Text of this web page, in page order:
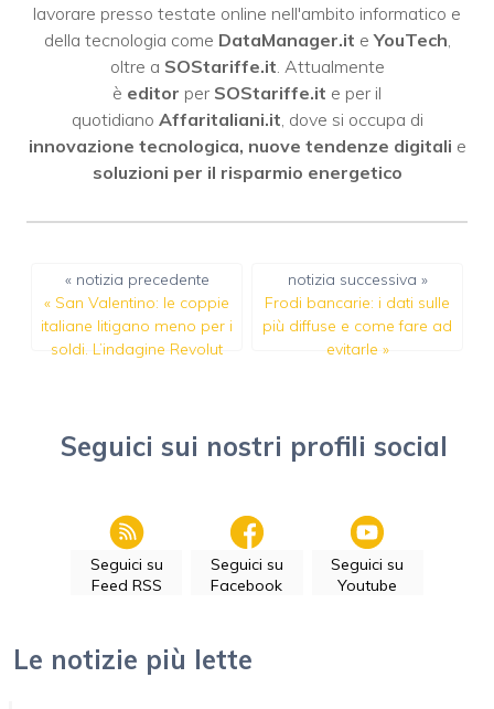
lavorare presso testate online nell'ambito informatico e
della tecnologia come DataManager.it eYouTech,
oltre a SOStariffe.it. Attualmente
è editor per SOStariffe.it e per il
quotidiano Affaritaliani.it, dove si occupa di
innovazione tecnologica, nuove tendenze digitali e
soluzioni per il risparmio energetico
« notizia precedente
« San Valentino: le coppie
italiane litigano meno per i
soldi. L’indagine Revolut
notizia successiva »
Frodi bancarie: i dati sulle
più diffuse e come fare ad
evitarle »
Seguici sui nostri profili social
Seguici su
Feed RSS
Seguici su
Facebook
Seguici su
Youtube
Le notizie più lette